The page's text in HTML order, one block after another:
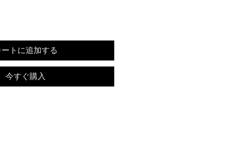
ートに追加する
今すぐ購入